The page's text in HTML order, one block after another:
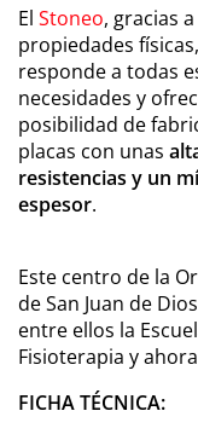
El Stoneo, gracias
propiedades físicas,
responde a todas
necesidades y
posibilidad de
placas con unas
resistencias y un
espesor.
Este centro de la
de San Juan de
entre ellos la
Fisioterapia y
FICHA TÉCNICA: